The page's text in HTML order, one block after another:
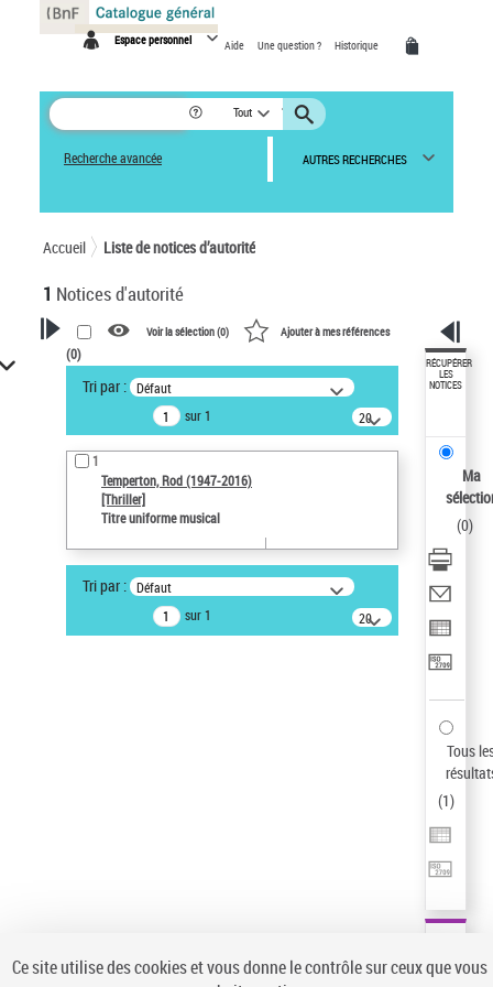
Espace personnel Aide Une question ? Historique
Tout
Recherche avancée AUTRES RECHERCHES
Accueil Liste de notices d’autorité
1 Notices d'autorité
VOTRE RECHERCHE
Recherche avancée dans les
notices d’autorité
Œuvres liées à l'auteur :
Temperton, Rod (1947-2016)
Type de notice d'autorité
Voir la sélection (0) Ajouter à mes références
(0)
Tri par : Défaut
sur 1
20
résultats/page
1
Temperton, Rod (1947-2016)
[Thriller]
Titre uniforme musical
Tri par : Défaut
sur 1
20
résultats/page
RÉCUPÉRER
LES
NOTICES
Ma
(0)
Tous
(1)
Panneau de gestion des cookies
Ce site utilise des cookies et vous donne le contrôle sur ceux que vous